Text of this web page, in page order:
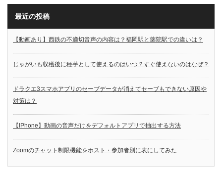
最近の投稿
【動画あり】西鉄の不適切音声の内容は？福岡駅と薬院駅での違いは？
じゃがいも収穫後に種芋として使えるのはいつ？すぐ使えないのはなぜ？
ドラクエ3スマホアプリのセーブデータが消えてセーブもできない原因や
対策は？
【IPhone】動画の音声だけをデフォルトアプリで抽出する方法
Zoomのチャット制限機能をホスト・参加者別に表にしてみた